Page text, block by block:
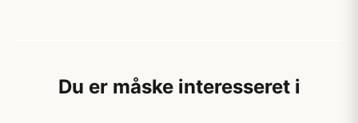
Du er måske interesseret i